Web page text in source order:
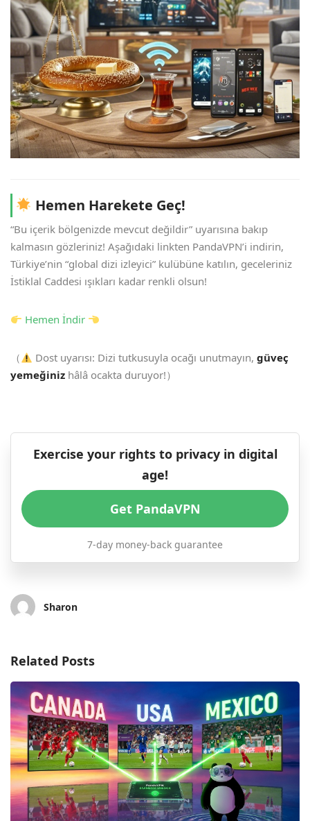
Hemen Harekete Geç!
“Bu içerik bölgenizde mevcut değildir” uyarısına bakıp
kalmasın gözleriniz! Aşağıdaki linkten PandaVPN’i indirin,
Türkiye’nin “global dizi izleyici” kulübüne katılın, geceleriniz
İstiklal Caddesi ışıkları kadar renkli olsun!
Hemen İndir
（ Dost uyarısı: Dizi tutkusuyla ocağı unutmayın,güveç
yemeğiniz hâlâ ocakta duruyor!）
Exercise your rights to privacy in digital
age!
Get PandaVPN
7-day money-back guarantee
Sharon
Related Posts